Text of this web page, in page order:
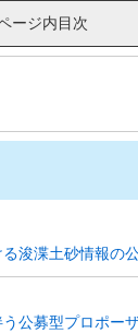
ージ内目次
浚渫土砂情報の
公募型プロポー